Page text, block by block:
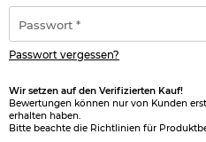
Herstellerinformationen
Verantwortliche Person für die EU
*
Passwort vergessen?
Wir setzen auf den Verifizierten Kauf!
Bewertungen können nur von Kunden
erhalten haben.
Bitte beachte die Richtlinien für